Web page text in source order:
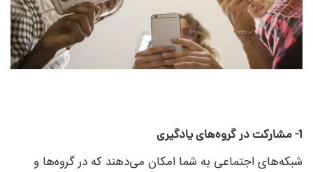
1- مشارکت در گروه‌های یادگیری
شبکه‌های اجتماعی به شما امکان می‌دهند که در گروه‌ها و